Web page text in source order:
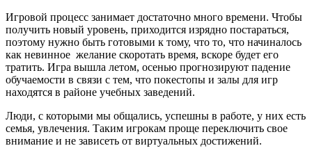
Игровой процесс занимает достаточно много времени. Чтобы
получить новый уровень, приходится изрядно постараться,
поэтому нужно быть готовыми к тому, что то, что начиналось
как невинное желание скоротать время, вскоре будет его
тратить. Игра вышла летом, осенью прогнозируют падение
обучаемости в связи с тем, что покестопы и залы для игр
находятся в районе учебных заведений.
Люди, с которыми мы общались, успешны в работе, у них есть
семья, увлечения. Таким игрокам проще переключить свое
внимание и не зависеть от виртуальных достижений.